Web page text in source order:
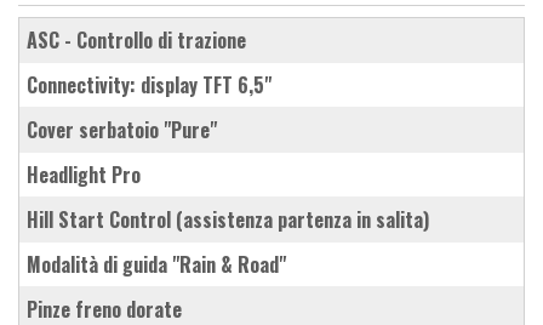
ASC - Controllo di trazione
connectivity: display TFT 6,5"
cover serbatoio "Pure"
Headlight Pro
Hill Start Control (assistenza partenza in salita)
modalità di guida "Rain & Road"
pinze freno dorate